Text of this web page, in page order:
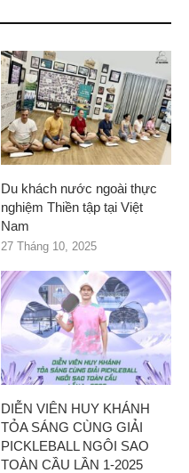
Du khách nước ngoài thực
nghiệm Thiền tập tại Việt
Nam
27 Tháng 10, 2025
DIỄN VIÊN HUY KHÁNH
TỎA SÁNG CÙNG GIẢI
PICKLEBALL NGÔI SAO
TOÀN CẦU LẦN 1-2025